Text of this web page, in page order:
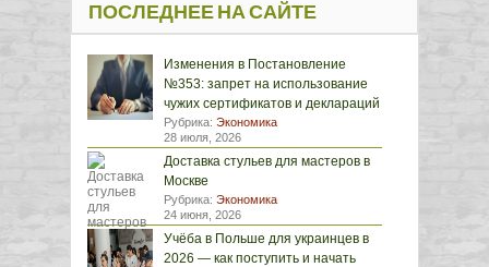
ПОСЛЕДНЕЕ НА САЙТЕ
Изменения в Постановление
№353: запрет на использование
чужих сертификатов и деклараций
Рубрика: Экономика
28 июля, 2026
Доставка стульев для мастеров в
Москве
Рубрика: Экономика
24 июня, 2026
Учёба в Польше для украинцев в
2026 — как поступить и начать